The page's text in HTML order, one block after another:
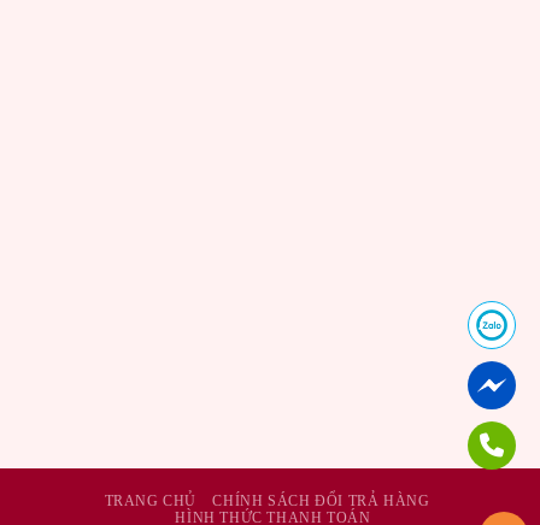
TRANG CHỦ
CHÍNH SÁCH ĐỔI TRẢ HÀNG
HÌNH THỨC THANH TOÁN